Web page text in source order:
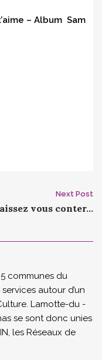
– Album Sam
Next Post
vous conter…
communes du
autour d’un
Lamotte-du -
se sont donc unies
les Réseaux de